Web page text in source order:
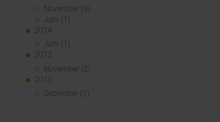
November (3)
Juni (1)
2014
Juni (1)
2012
November (2)
2010
Dezember (1)